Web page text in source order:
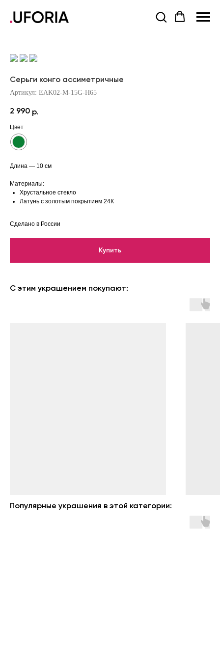
Серьги конго ассиметричные
Артикул: EAK02-M-15G-H65
2 990 р.
Цвет
Длина — 10 см
Материалы:
Хрустальное стекло
Латунь с золотым покрытием 24К
Сделано в России
Купить
С этим украшением покупают:
Популярные украшения в этой категории: